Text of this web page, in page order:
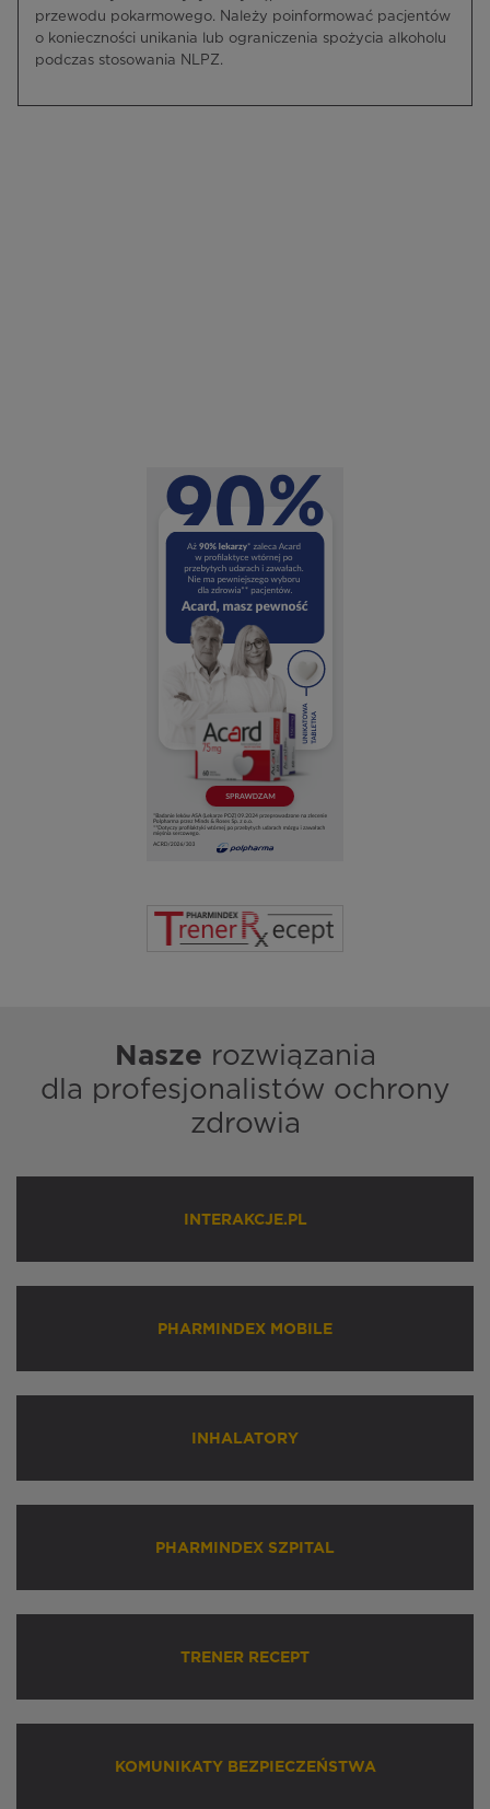
przewodu pokarmowego. Należy poinformować pacjentów
o konieczności unikania lub ograniczenia spożycia alkoholu
podczas stosowania NLPZ.
Nasze rozwiązania
dla profesjonalistów ochrony
zdrowia
INTERAKCJE.PL
PHARMINDEX MOBILE
INHALATORY
PHARMINDEX SZPITAL
TRENER RECEPT
KOMUNIKATY BEZPIECZEŃSTWA